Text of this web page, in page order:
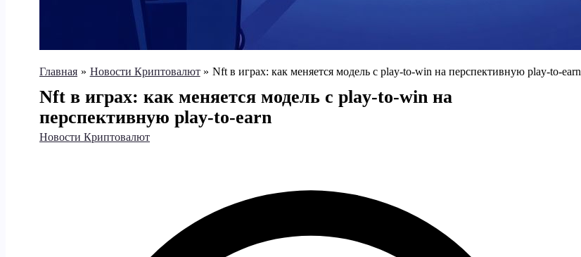
Главная Новости Криптовалют Nft в играх: как меняется модель с play-to-win на перспективную play-to-earn
Nft в играх: как меняется модель с play-to-win на
перспективную play-to-earn
Новости Криптовалют